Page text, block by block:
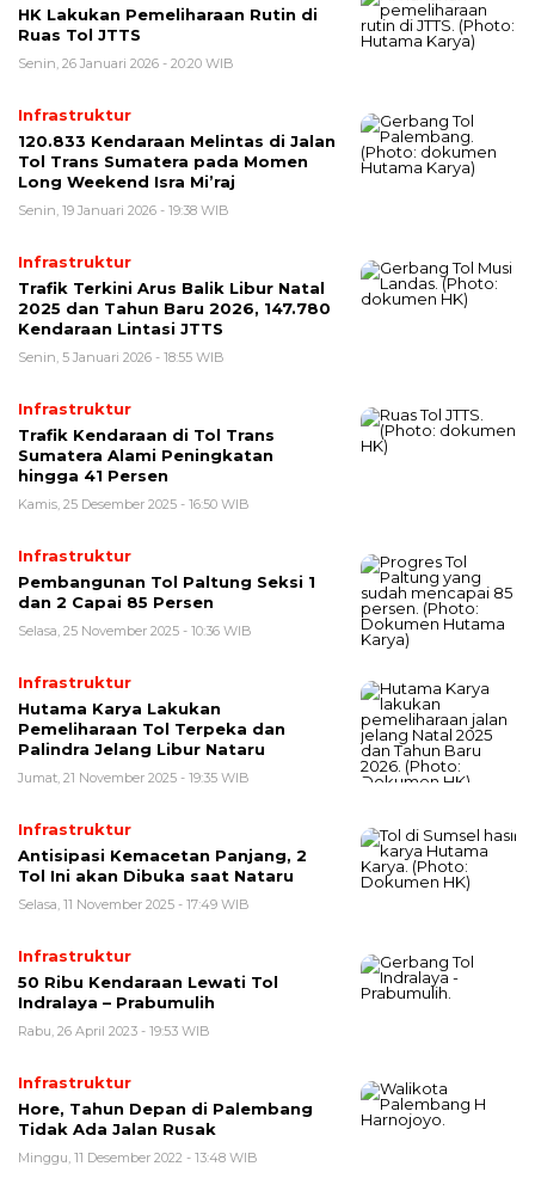
HK Lakukan Pemeliharaan Rutin di
Ruas Tol JTTS
Senin, 26 Januari 2026 - 20:20 WIB
Infrastruktur
120.833 Kendaraan Melintas di Jalan
Tol Trans Sumatera pada Momen
Long Weekend Isra Mi’raj
Senin, 19 Januari 2026 - 19:38 WIB
Infrastruktur
Trafik Terkini Arus Balik Libur Natal
2025 dan Tahun Baru 2026, 147.780
Kendaraan Lintasi JTTS
Senin, 5 Januari 2026 - 18:55 WIB
Infrastruktur
Trafik Kendaraan di Tol Trans
Sumatera Alami Peningkatan
hingga 41 Persen
Kamis, 25 Desember 2025 - 16:50 WIB
Infrastruktur
Pembangunan Tol Paltung Seksi 1
dan 2 Capai 85 Persen
Selasa, 25 November 2025 - 10:36 WIB
Infrastruktur
Hutama Karya Lakukan
Pemeliharaan Tol Terpeka dan
Palindra Jelang Libur Nataru
Jumat, 21 November 2025 - 19:35 WIB
Infrastruktur
Antisipasi Kemacetan Panjang, 2
Tol Ini akan Dibuka saat Nataru
Selasa, 11 November 2025 - 17:49 WIB
Infrastruktur
50 Ribu Kendaraan Lewati Tol
Indralaya – Prabumulih
Rabu, 26 April 2023 - 19:53 WIB
Infrastruktur
Hore, Tahun Depan di Palembang
Tidak Ada Jalan Rusak
Minggu, 11 Desember 2022 - 13:48 WIB